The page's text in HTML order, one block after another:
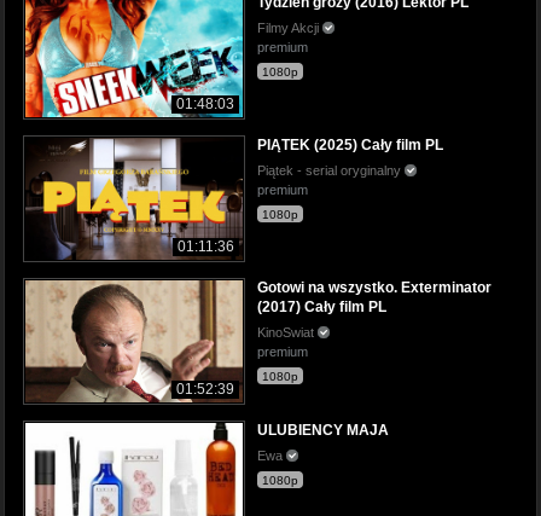
01:48:03
Filmy Akcji
premium
1080p
01:11:36
PIĄTEK (2025) Cały film PL
Piątek - serial oryginalny
premium
1080p
01:52:39
Gotowi na wszystko. Exterminator
(2017) Cały film PL
KinoSwiat
premium
1080p
ULUBIENCY MAJA
Ewa
1080p